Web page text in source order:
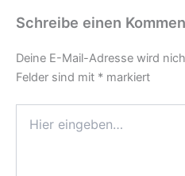
Schreibe einen
Deine E-Mail-Adresse wird
Felder sind mit * markiert
eingeben…